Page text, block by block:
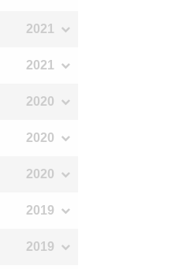
2021
2021
2020
2020
2020
2019
2019